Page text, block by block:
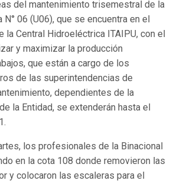
del mantenimiento trisemestral de la
N° 06 (U06), que se encuentra en el
la Central Hidroeléctrica ITAIPU, con el
y maximizar la producción
que están a cargo de los
de las superintendencias de
dependientes de la
la Entidad, se extenderán hasta el
los profesionales de la Binacional
en la cota 108 donde removieron las
y colocaron las escaleras para el